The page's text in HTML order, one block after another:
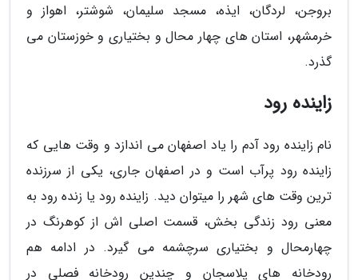
بروجن، لردگان، ایذه، مسجد سلیمان، شوشتر، اهواز و
خرمشهر، استان های چهار محال و بختیاری و خوزستان می
گذرد.
زاینده رود
نام زاینده رود آدم را یاد اصفهان می اندازد و وقت هایی که
زاینده رود پرآب است و در اصفهان جاری، یکی از سرزنده
ترین وقت های شهر را میتوان دید. زاینده رود یا زنده رود به
معنی رود زندگی بخش، قسمت اصلی اش از کوهرنگ در
چهارمحال و بختیاری سرچشمه می گیرد. در ادامه هم
رودخانه های پلاسجان و چندین رودخانه فصلی در